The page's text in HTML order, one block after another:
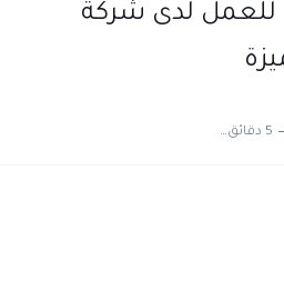
لدى شركة
5 دقائق للقراءة